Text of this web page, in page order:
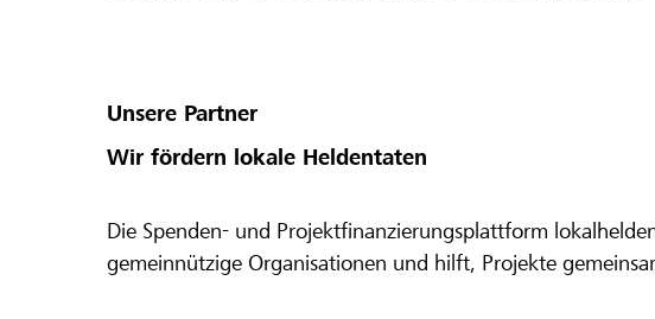
Unsere Partner
Wir fördern lokale Heldentaten
Die Spenden- und Projektfinanzierungsplattform
gemeinnützige Organisationen und hilft, Projekte